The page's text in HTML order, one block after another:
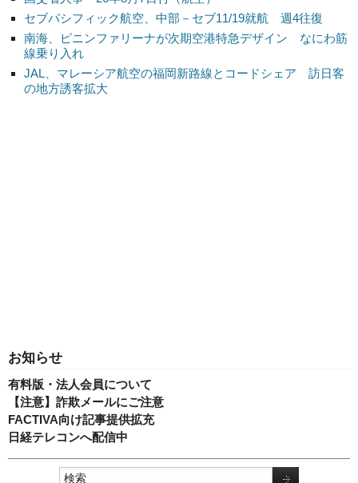
セブパシフィック航空、中部－セブ11/19就航 週4往復
南海、ピニンファリーナが次期空港特急デザイン なにわ筋
線乗り入れ
JAL、マレーシア航空の福岡新路線とコードシェア 訪日客
の地方誘客拡大
お知らせ
有料版・法人会員について
【注意】詐欺メールにご注意
FACTIVA向け記事提供拡充
日経テレコンへ配信中